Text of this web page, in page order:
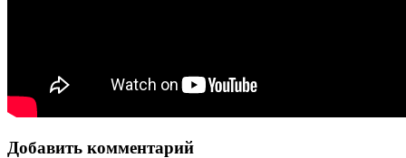
Добавить комментарий